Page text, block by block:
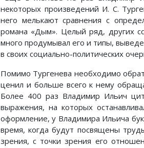
некоторых произведений И. С.
него мелькают сравнения с
романа «Дым». Целый ряд, других
много продумывал его и типы,
в своих социально-политических
Помимо Тургенева необходимо
ценил и больше всего к нему
Более 400 раз Владимир Ильич
выражения, на которых
оформление, у Владимира Ильича
время, когда будут посвящены
зрения, с точки зрения его